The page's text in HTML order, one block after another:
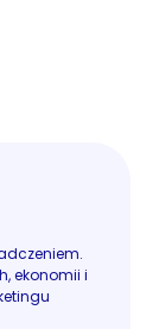
ekonomii i